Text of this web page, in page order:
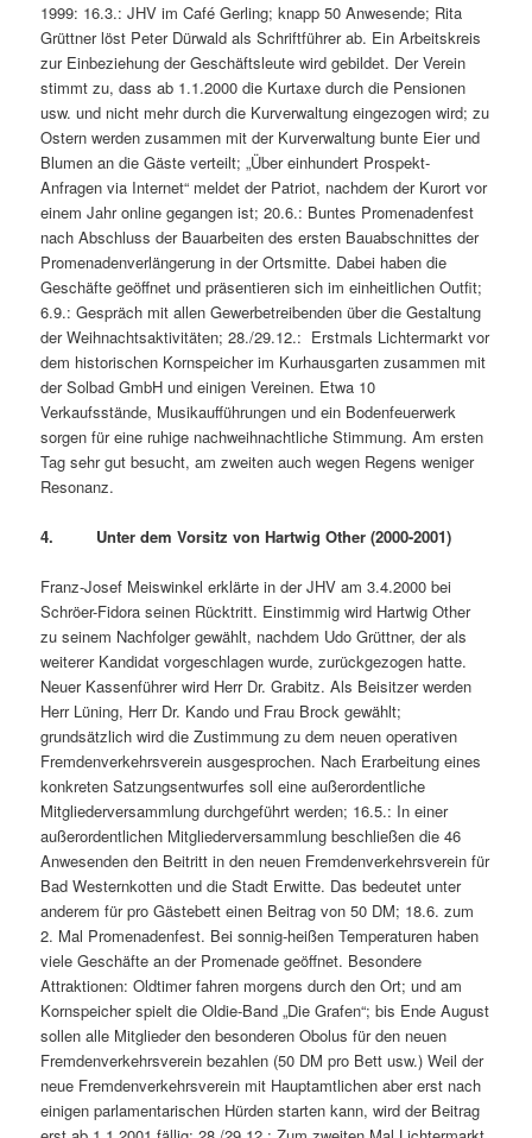
1999: 16.3.: JHV im Café Gerling; knapp 50 Anwesende; Rita
Grüttner löst Peter Dürwald als Schriftführer ab. Ein Arbeitskreis
zur Einbeziehung der Geschäftsleute wird gebildet. Der Verein
stimmt zu, dass ab 1.1.2000 die Kurtaxe durch die Pensionen
usw. und nicht mehr durch die Kurverwaltung eingezogen wird; zu
Ostern werden zusammen mit der Kurverwaltung bunte Eier und
Blumen an die Gäste verteilt; „Über einhundert Prospekt-
Anfragen via Internet“ meldet der Patriot, nachdem der Kurort vor
einem Jahr online gegangen ist; 20.6.: Buntes Promenadenfest
nach Abschluss der Bauarbeiten des ersten Bauabschnittes der
Promenadenverlängerung in der Ortsmitte. Dabei haben die
Geschäfte geöffnet und präsentieren sich im einheitlichen Outfit;
6.9.: Gespräch mit allen Gewerbetreibenden über die Gestaltung
der Weihnachtsaktivitäten; 28./29.12.: Erstmals Lichtermarkt vor
dem historischen Kornspeicher im Kurhausgarten zusammen mit
der Solbad GmbH und einigen Vereinen. Etwa 10
Verkaufsstände, Musikaufführungen und ein Bodenfeuerwerk
sorgen für eine ruhige nachweihnachtliche Stimmung. Am ersten
Tag sehr gut besucht, am zweiten auch wegen Regens weniger
Resonanz.
4. Unter dem Vorsitz von Hartwig Other (2000-2001)
Franz-Josef Meiswinkel erklärte in der JHV am 3.4.2000 bei
Schröer-Fidora seinen Rücktritt. Einstimmig wird Hartwig Other
zu seinem Nachfolger gewählt, nachdem Udo Grüttner, der als
weiterer Kandidat vorgeschlagen wurde, zurückgezogen hatte.
Neuer Kassenführer wird Herr Dr. Grabitz. Als Beisitzer werden
Herr Lüning, Herr Dr. Kando und Frau Brock gewählt;
grundsätzlich wird die Zustimmung zu dem neuen operativen
Fremdenverkehrsverein ausgesprochen. Nach Erarbeitung eines
konkreten Satzungsentwurfes soll eine außerordentliche
Mitgliederversammlung durchgeführt werden; 16.5.: In einer
außerordentlichen Mitgliederversammlung beschließen die 46
Anwesenden den Beitritt in den neuen Fremdenverkehrsverein für
Bad Westernkotten und die Stadt Erwitte. Das bedeutet unter
anderem für pro Gästebett einen Beitrag von 50 DM; 18.6. zum
2. Mal Promenadenfest. Bei sonnig-heißen Temperaturen haben
viele Geschäfte an der Promenade geöffnet. Besondere
Attraktionen: Oldtimer fahren morgens durch den Ort; und am
Kornspeicher spielt die Oldie-Band „Die Grafen“; bis Ende August
sollen alle Mitglieder den besonderen Obolus für den neuen
Fremdenverkehrsverein bezahlen (50 DM pro Bett usw.) Weil der
neue Fremdenverkehrsverein mit Hauptamtlichen aber erst nach
einigen parlamentarischen Hürden starten kann, wird der Beitrag